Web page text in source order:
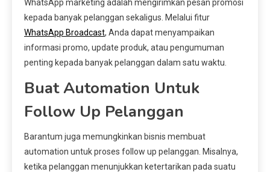
WhatsApp marketing adalah mengirimkan pesan promosi
kepada banyak pelanggan sekaligus. Melalui fitur
WhatsApp Broadcast, Anda dapat menyampaikan
informasi promo, update produk, atau pengumuman
penting kepada banyak pelanggan dalam satu waktu.
Buat Automation Untuk
Follow Up Pelanggan
Barantum juga memungkinkan bisnis membuat
automation untuk proses follow up pelanggan. Misalnya,
ketika pelanggan menunjukkan ketertarikan pada suatu